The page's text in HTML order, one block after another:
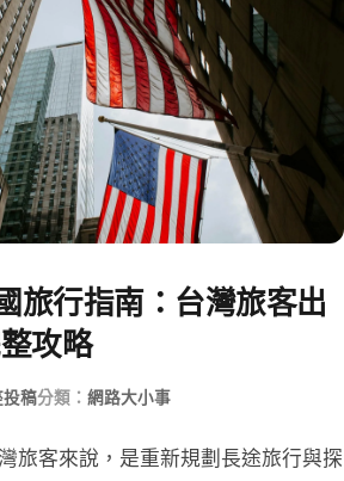
旅行指南：台灣旅客出
攻略
投稿分類： 網路大小事
旅客來說，是重新規劃長途旅行與探